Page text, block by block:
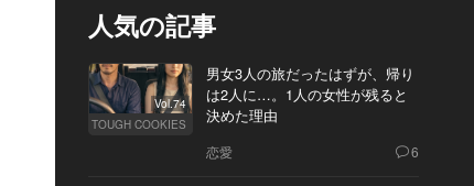
人気の記事
Vol.74
TOUGH COOKIES
男女3人の旅だったはずが、帰り
は2人に…。1人の女性が残ると
決めた理由
恋愛 6